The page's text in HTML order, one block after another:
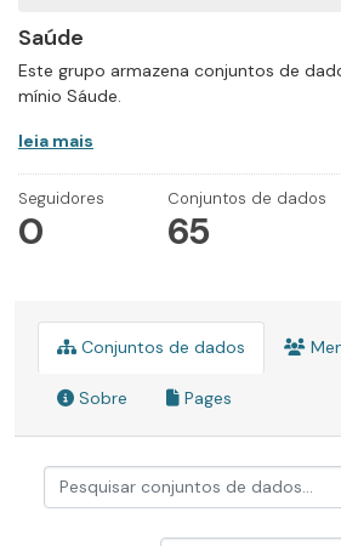
Saúde
Este grupo armazena conjuntos de
mínio Sáude.
leia mais
Seguidores
0
Conjuntos de dados
65
Conjuntos de dados
Sobre Pages